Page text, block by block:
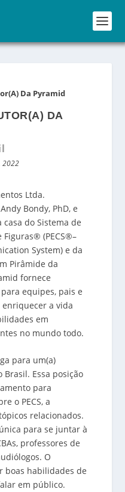
Da Pyramid
DA
2022
Ltda.
Bondy, PhD, e
casa do Sistema de
Figuras® (PECS®–
System) e da
Pirâmide da
fornece
equipes, pais e
a vida
em
no mundo todo.
para um(a)
Essa posição
para
o PECS, a
relacionados.
para se juntar à
professores de
O
boas habilidades de
em público.